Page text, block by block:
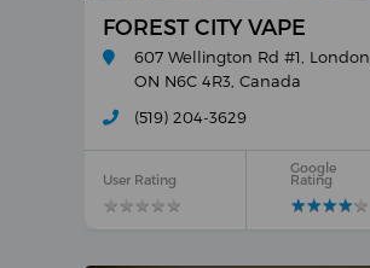
FOREST CITY VAPE
607 Wellington Rd #1, London,
ON N6C 4R3, Canada
(519) 204-3629
User Rating
★★★★★
★★★★★
Google
Rating
★★★★★
★★★★★